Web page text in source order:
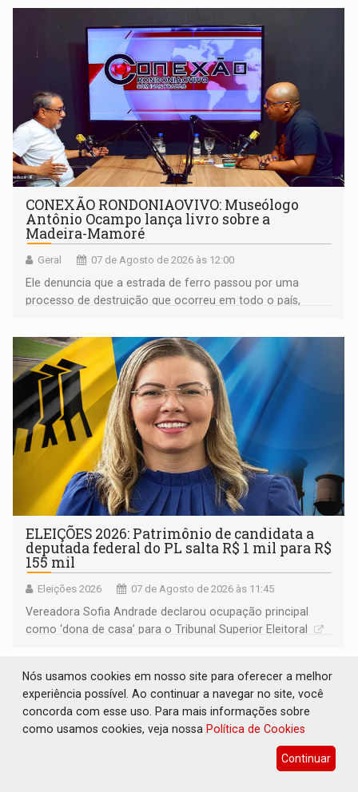
CONEXÃO RONDONIAOVIVO: Museólogo
Antônio Ocampo lança livro sobre a
Madeira-Mamoré
Geral 07 de Agosto de 2026 às 12:00
Ele denuncia que a estrada de ferro passou por uma
processo de destruição que ocorreu em todo o país,
ELEIÇÕES 2026: Patrimônio de candidata a
deputada federal do PL salta R$ 1 mil para R$
155 mil
Eleições 2026 07 de Agosto de 2026 às 11:45
Vereadora Sofia Andrade declarou ocupação principal
como ‘dona de casa’ para o Tribunal Superior Eleitoral
Nós usamos cookies em nosso site para oferecer a melhor
experiência possível. Ao continuar a navegar no site, você
concorda com esse uso. Para mais informações sobre
como usamos cookies, veja nossa Política de Cookies
Continuar